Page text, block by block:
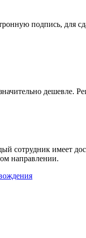
подпись, для
сотрудник имеет
направлении.